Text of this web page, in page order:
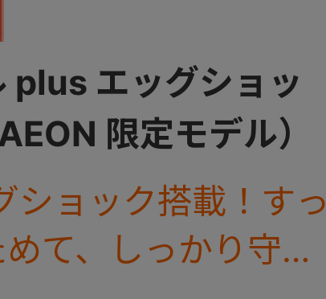
plus エッグショッ
限定モデル）
ショック搭載！すっ
て、しっかり守れ